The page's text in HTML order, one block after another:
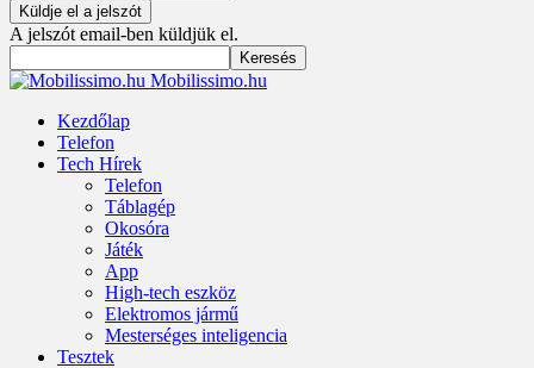
A jelszót email-ben küldjük el.
Mobilissimo.hu
Kezdőlap
Telefon
Tech Hírek
Telefon
Táblagép
Okosóra
Játék
App
High-tech eszköz
Elektromos jármű
Mesterséges inteligencia
Tesztek